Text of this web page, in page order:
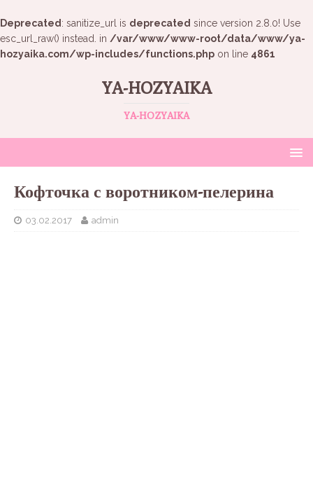
Deprecated : sanitize_url is deprecated since version 2.8.0! Use
esc_url_raw() instead. in /var/www/www-root/data/www/ya-
hozyaika.com/wp-includes/functions.php on line 4861
YA-HOZYAIKA
YA-HOZYAIKA
Кофточка с воротником-пелерина
03.02.2017 admin